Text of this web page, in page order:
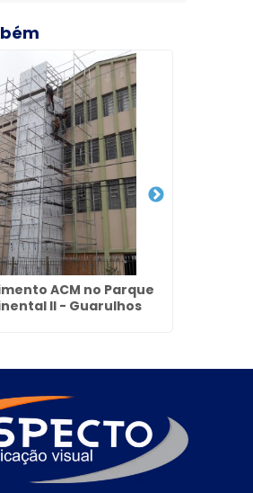
ACM no Parque
II - Guarulhos